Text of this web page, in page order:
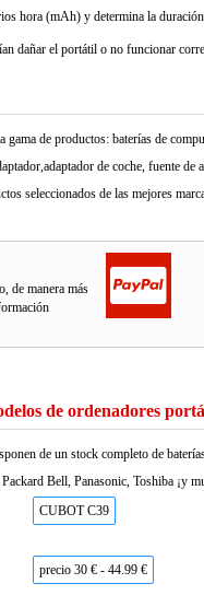
hora (mAh) y determina la
dañar el portátil o no funcionar
gama de productos: baterías de
de coche, fuente de
seleccionados de las mejores
de manera más
de ordenadores
de un stock completo de
Bell, Panasonic, Toshiba ¡y
CUBOT C39
precio 30 € - 44.99 €